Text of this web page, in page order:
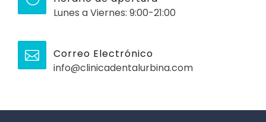
Lunes a Viernes: 9:00-21:00
Correo Electrónico
info@clinicadentalurbina.com